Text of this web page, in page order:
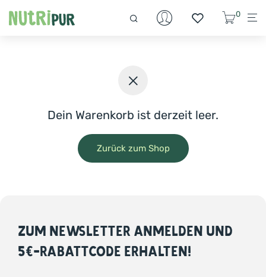
0
Dein Warenkorb ist derzeit leer.
Zurück zum Shop
ZUM NEWSLETTER ANMELDEN UND
5€-RABATTCODE ERHALTEN!